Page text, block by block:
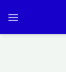
qua